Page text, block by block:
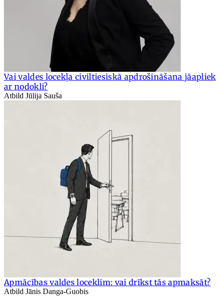
Vai valdes locekļa civiltiesiskā apdrošināšana jāapliek
ar nodokli?
Atbild Jūlija Sauša
Apmācības valdes loceklim: vai drīkst tās apmaksāt?
Atbild Jānis Danga-Guobis